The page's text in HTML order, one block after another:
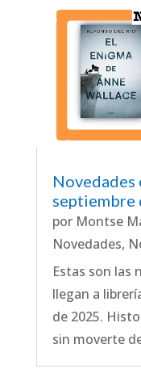
Novedades
septiembre
por Montse
Novedades,
Estas son las
llegan a
de 2025.
sin moverte